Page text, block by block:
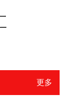
更多